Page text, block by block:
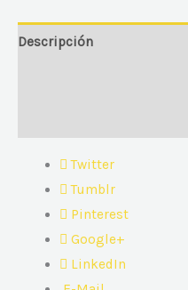
Descripción
Twitter
Tumblr
Pinterest
Google+
LinkedIn